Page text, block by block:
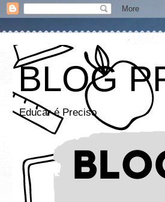
BLOG
Educar é Preciso